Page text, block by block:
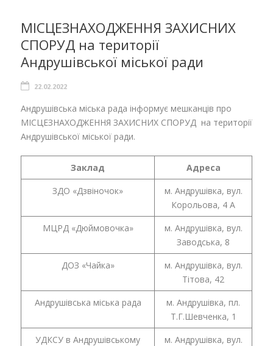
МІСЦЕЗНАХОДЖЕННЯ ЗАХИСНИХ
СПОРУД на території
Андрушівської міської ради
22.02.2022
Андрушівська міська рада інформує мешканців про
МІСЦЕЗНАХОДЖЕННЯ ЗАХИСНИХ СПОРУД на території
Андрушівської міської ради.
Заклад
Адреса
ЗДО «Дзвіночок»
м. Андрушівка, вул.
Корольова, 4 А
МЦРД «Дюймовочка»
м. Андрушівка, вул.
Заводська, 8
ДОЗ «Чайка»
м. Андрушівка, вул.
Тітова, 42
Андрушівська міська рада
м. Андрушівка, пл.
Т.Г.Шевченка, 1
УДКСУ в Андрушівському
м. Андрушівка, вул.